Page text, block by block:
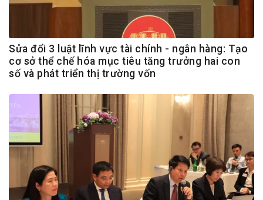
Sửa đổi 3 luật lĩnh vực tài chính - ngân hàng: Tạo
cơ sở thể chế hóa mục tiêu tăng trưởng hai con
số và phát triển thị trường vốn